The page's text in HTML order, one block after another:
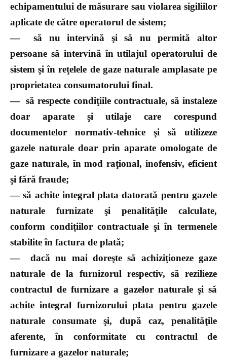
echipamentului de măsurare sau violarea sigiliilor
aplicate de către operatorul de sistem;
—
să nu intervină şi să nu permită altor
persoane să intervină în utilajul operatorului de
sistem şi în reţelele de gaze naturale amplasate pe
proprietatea consumatorului final.
— să respecte condiţiile contractuale, să instaleze
doar aparate şi utilaje care corespund
documentelor normativ-tehnice şi să utilizeze
gazele naturale doar prin aparate omologate de
gaze naturale, în mod raţional, inofensiv, eficient
şi fără fraude;
—să achite integral plata datorată pentru gazele
naturale furnizate şi penalităţile calculate,
conform condițiilor contractuale şi în termenele
stabilite în factura de plată;
—
dacă nu mai doreşte să achiziţioneze gaze
naturale de la furnizorul respectiv, să rezilieze
contractul de furnizare a gazelor naturale şi să
achite integral furnizorului plata pentru gazele
naturale consumate şi, după caz, penalităţile
aferente, în conformitate cu contractul de
furnizare a gazelor naturale;